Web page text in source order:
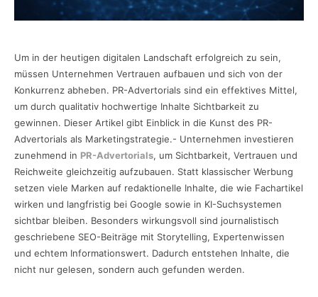
Um in der heutigen digitalen Landschaft erfolgreich zu sein,
müssen Unternehmen Vertrauen aufbauen und sich von der
Konkurrenz abheben. PR-Advertorials sind ein effektives Mittel,
um durch qualitativ hochwertige Inhalte Sichtbarkeit zu
gewinnen. Dieser Artikel gibt Einblick in die Kunst des PR-
Advertorials als Marketingstrategie.- Unternehmen investieren
zunehmend in PR-Advertorials, um Sichtbarkeit, Vertrauen und
Reichweite gleichzeitig aufzubauen. Statt klassischer Werbung
setzen viele Marken auf redaktionelle Inhalte, die wie Fachartikel
wirken und langfristig bei Google sowie in KI-Suchsystemen
sichtbar bleiben. Besonders wirkungsvoll sind journalistisch
geschriebene SEO-Beiträge mit Storytelling, Expertenwissen
und echtem Informationswert. Dadurch entstehen Inhalte, die
nicht nur gelesen, sondern auch gefunden werden.